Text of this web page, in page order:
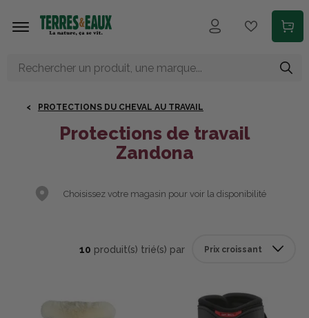
PROTECTIONS DU CHEVAL AU TRAVAIL
Protections de travail
Zandona
Choisissez votre magasin pour voir la disponibilité
10 produit(s) trié(s) par